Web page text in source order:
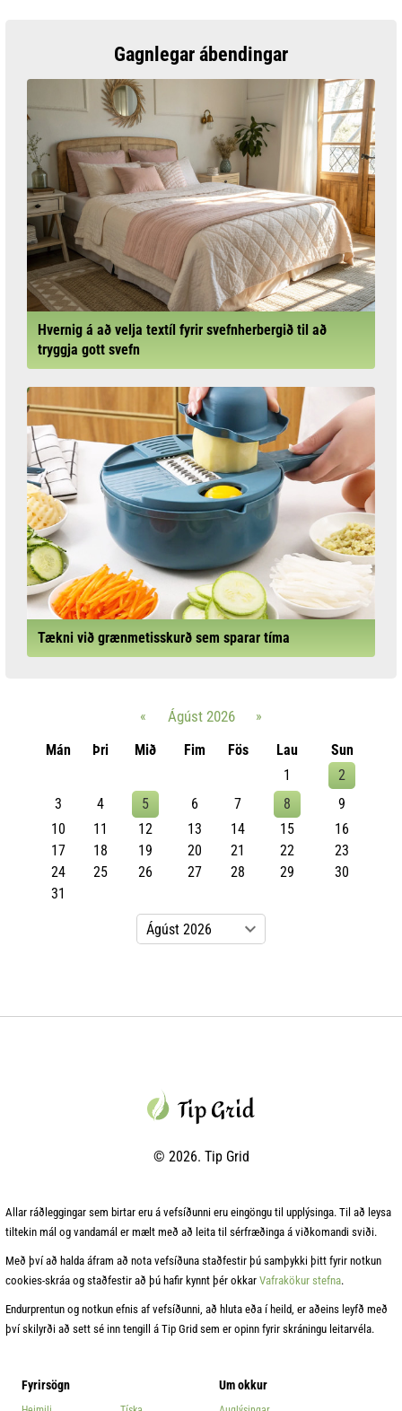
Gagnlegar ábendingar
Hvernig á að velja textíl fyrir svefnherbergið til að
tryggja gott svefn
Tækni við grænmetisskurð sem sparar tíma
« Ágúst 2026
»
Mán
Þri Mið Fim Fös Lau
Sun
1
2
3
4 5 6 7 8
9
10
11 12 13 14 15
16
17
18 19 20 21 22
23
24
25 26 27 28 29
30
31
© 2026. Tip Grid
Fyrirsögn Um okkur
Allar ráðleggingar sem birtar eru á vefsíðunni eru eingöngu til upplýsinga. Til að leysa
tiltekin mál og vandamál er mælt með að leita til sérfræðinga á viðkomandi sviði.
Með því að halda áfram að nota vefsíðuna staðfestir þú samþykki þitt fyrir notkun
cookies‑skráa og staðfestir að þú hafir kynnt þér okkar Vafrakökur stefna.
Endurprentun og notkun efnis af vefsíðunni, að hluta eða í heild, er aðeins leyfð með
því skilyrði að sett sé inn tengill á Tip Grid sem er opinn fyrir skráningu leitarvéla.